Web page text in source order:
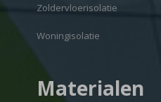
Zoldervloerisolatie
Woningisolatie
Materialen